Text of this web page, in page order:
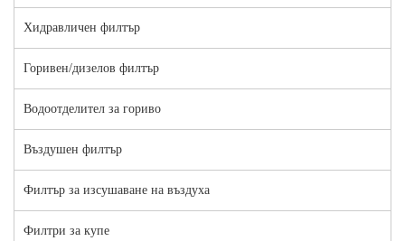
Хидравличен филтър
Горивен/дизелов филтър
Водоотделител за гориво
Въздушен филтър
Филтър за изсушаване на въздуха
Филтри за купе